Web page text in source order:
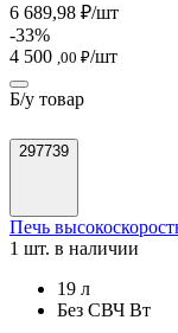
6 689,98 ₽/шт
-33%
4 500 ,00 ₽/шт
Б/у товар
297739
Печь
1 шт. в наличии
19 л
Без СВЧ Вт